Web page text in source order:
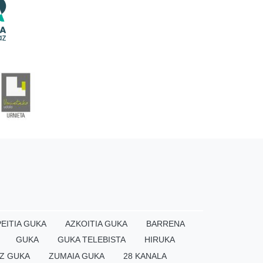
GUKA AZKOITIA GUKA
BARRENA
GUKA
GUKA TELEBISTA
HIRUKA
GUKA
ZUMAIA GUKA 28 KANALA